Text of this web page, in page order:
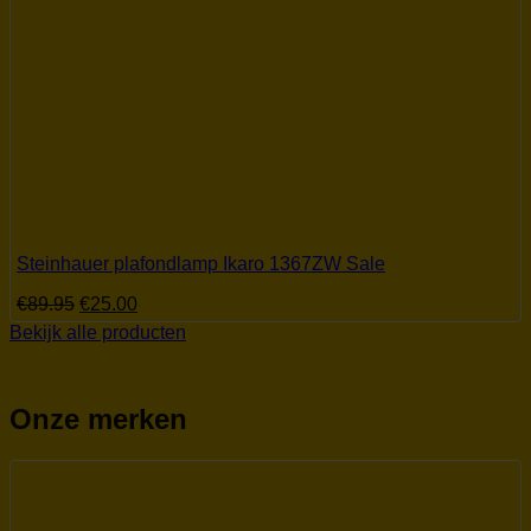
Steinhauer plafondlamp Ikaro 1367ZW Sale
€89.95 Oorspronkelijke
prijs
was:
€25.00
prijs
is:
Bekijk alle producten
Onze merken